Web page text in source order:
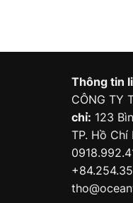
Thông tin
CÔNG TY
chỉ: 123
TP. Hồ Chí